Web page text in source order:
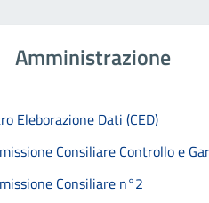
Amministrazione
Eleborazione Dati (CED)
Consiliare Controllo e
Consiliare n°2